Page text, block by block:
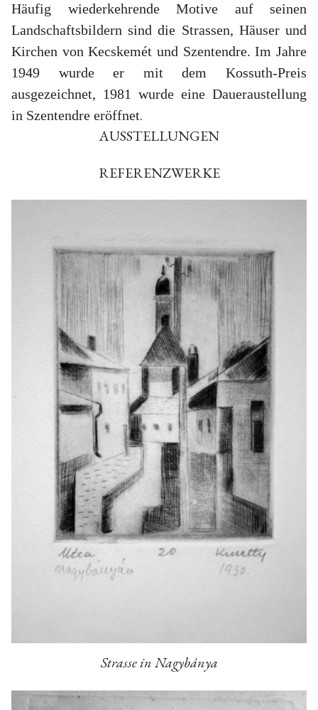
Häufig wiederkehrende Motive auf seinen
Landschaftsbildern sind die Strassen, Häuser und
Kirchen von Kecskemét und Szentendre. Im Jahre
1949 wurde er mit dem Kossuth-Preis
ausgezeichnet, 1981 wurde eine Daueraustellung
in Szentendre eröffnet.
AUSSTELLUNGEN
REFERENZWERKE
Strasse in Nagybánya